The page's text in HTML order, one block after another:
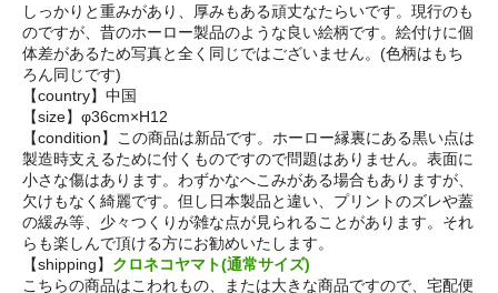
しっかりと重みがあり、厚みもある頑丈なたらいです。現行のも
のですが、昔のホーロー製品のような良い絵柄です。絵付けに個
体差があるため写真と全く同じではございません。(色柄はもち
ろん同じです)
【country】中国
【size】φ36cm×H12
【condition】この商品は新品です。ホーロー縁裏にある黒い点は
製造時支えるために付くものですので問題はありません。表面に
小さな傷はあります。わずかなへこみがある場合もありますが、
欠けもなく綺麗です。但し日本製品と違い、プリントのズレや蓋
の緩み等、少々つくりが雑な点が見られることがあります。それ
らも楽しんで頂ける方にお勧めいたします。
【shipping】 クロネコヤマト(通常サイズ)
こちらの商品はこわれもの、または大きな商品ですので、宅配便